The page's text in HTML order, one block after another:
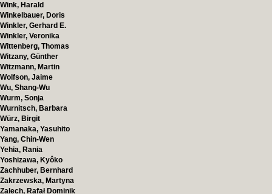
Wink, Harald
Winkelbauer, Doris
Winkler, Gerhard E.
Winkler, Veronika
Wittenberg, Thomas
Witzany, Günther
Witzmann, Martin
Wolfson, Jaime
Wu, Shang-Wu
Wurm, Sonja
Wurnitsch, Barbara
Würz, Birgit
Yamanaka, Yasuhito
Yang, Chin-Wen
Yehia, Rania
Yoshizawa, Kyôko
Zachhuber, Bernhard
Zakrzewska, Martyna
Zalech, Rafał Dominik